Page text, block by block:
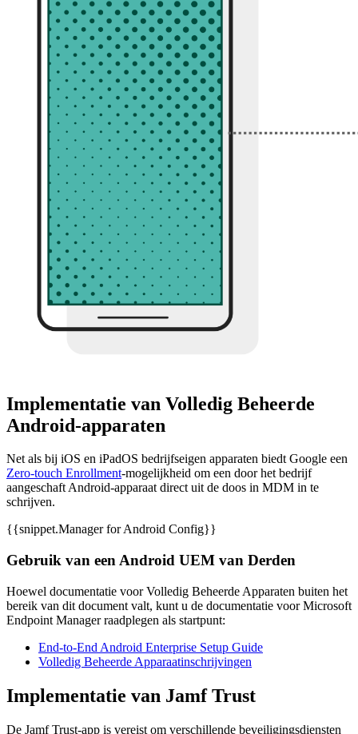
Implementatie van Volledig Beheerde
Android-apparaten
Net als bij iOS en iPadOS bedrijfseigen apparaten biedt Google een
Zero-touch Enrollment-mogelijkheid om een door het bedrijf
aangeschaft Android-apparaat direct uit de doos in MDM in te
schrijven.
{{snippet.Manager for Android Config}}
Gebruik van een Android UEM van Derden
Hoewel documentatie voor Volledig Beheerde Apparaten buiten het
bereik van dit document valt, kunt u de documentatie voor Microsoft
Endpoint Manager raadplegen als startpunt:
End-to-End Android Enterprise Setup Guide
Volledig Beheerde Apparaatinschrijvingen
Implementatie van Jamf Trust
De Jamf Trust-app is vereist om verschillende beveiligingsdiensten